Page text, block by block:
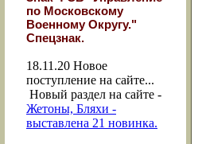
по Московскому
Военному Округу."
Спецзнак.
18.11.20 Новое
поступление на сайте...
Новый раздел на сайте -
Жетоны, Бляхи -
выставлена 21 новинка.